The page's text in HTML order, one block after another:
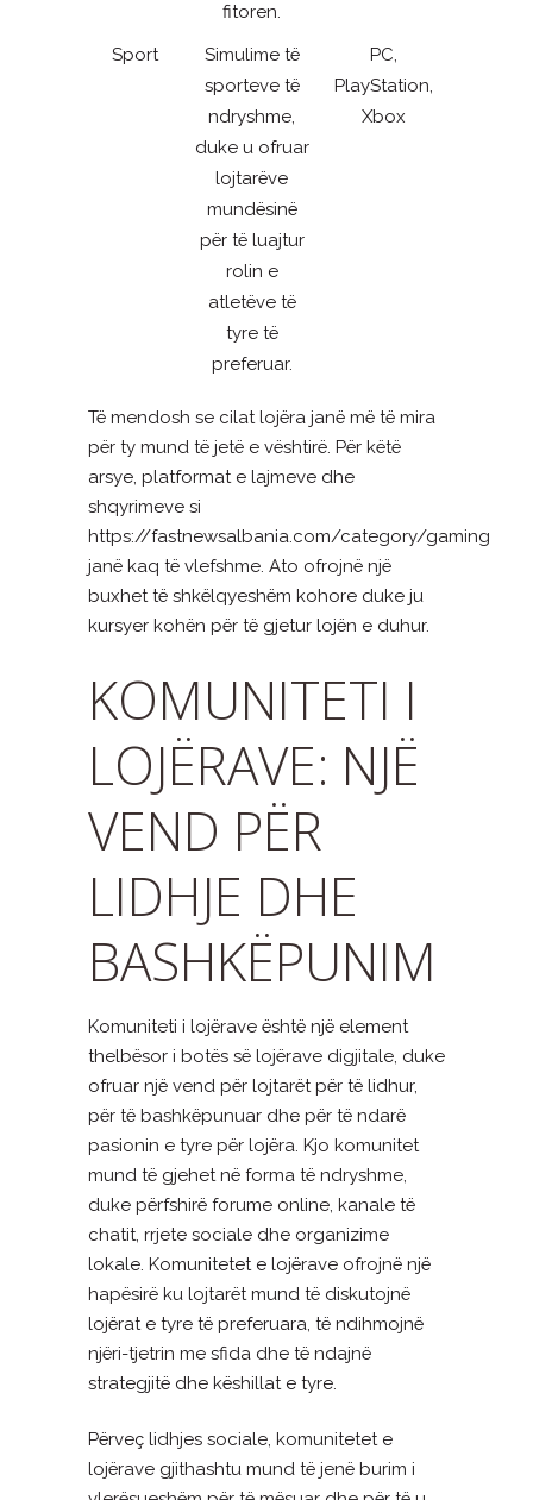
fitoren.
Sport
Simulime të
sporteve të
ndryshme,
duke u ofruar
lojtarëve
mundësinë
për të luajtur
rolin e
atletëve të
tyre të
preferuar.
PC,
PlayStation,
Xbox
Të mendosh se cilat lojëra janë më të mira
për ty mund të jetë e vështirë. Për këtë
arsye, platformat e lajmeve dhe
shqyrimeve si
https://fastnewsalbania.com/category/gaming
janë kaq të vlefshme. Ato ofrojnë një
buxhet të shkëlqyeshëm kohore duke ju
kursyer kohën për të gjetur lojën e duhur.
KOMUNITETI I
LOJËRAVE: NJË
VEND PËR
LIDHJE DHE
BASHKËPUNIM
Komuniteti i lojërave është një element
thelbësor i botës së lojërave digjitale, duke
ofruar një vend për lojtarët për të lidhur,
për të bashkëpunuar dhe për të ndarë
pasionin e tyre për lojëra. Kjo komunitet
mund të gjehet në forma të ndryshme,
duke përfshirë forume online, kanale të
chatit, rrjete sociale dhe organizime
lokale. Komunitetet e lojërave ofrojnë një
hapësirë ​​ku lojtarët mund të diskutojnë
lojërat e tyre të preferuara, të ndihmojnë
njëri-tjetrin me sfida dhe të ndajnë
strategjitë dhe këshillat e tyre.
Përveç lidhjes sociale, komunitetet e
lojërave gjithashtu mund të jenë burim i